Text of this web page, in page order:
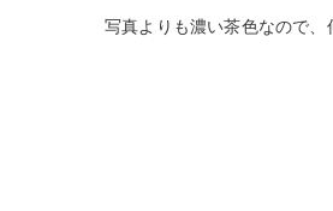
写真よりも濃い茶色なので、